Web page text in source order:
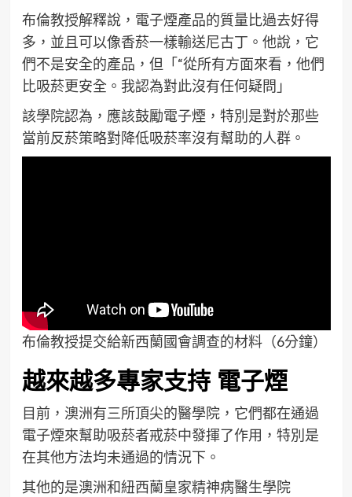
布倫教授解釋說，電子煙產品的質量比過去好得
多，並且可以像香菸一樣輸送尼古丁。他說，它
們不是安全的產品，但「“從所有方面來看，他們
比吸菸更安全。我認為對此沒有任何疑問」
該學院認為，應該鼓勵電子煙，特別是對於那些
當前反菸策略對降低吸菸率沒有幫助的人群。
布倫教授提交給新西蘭國會調查的材料（6分鐘）
越來越多專家支持 電子煙
目前，澳洲有三所頂尖的醫學院，它們都在通過
電子煙來幫助吸菸者戒菸中發揮了作用，特別是
在其他方法均未通過的情況下。
其他的是澳洲和紐西蘭皇家精神病醫生學院